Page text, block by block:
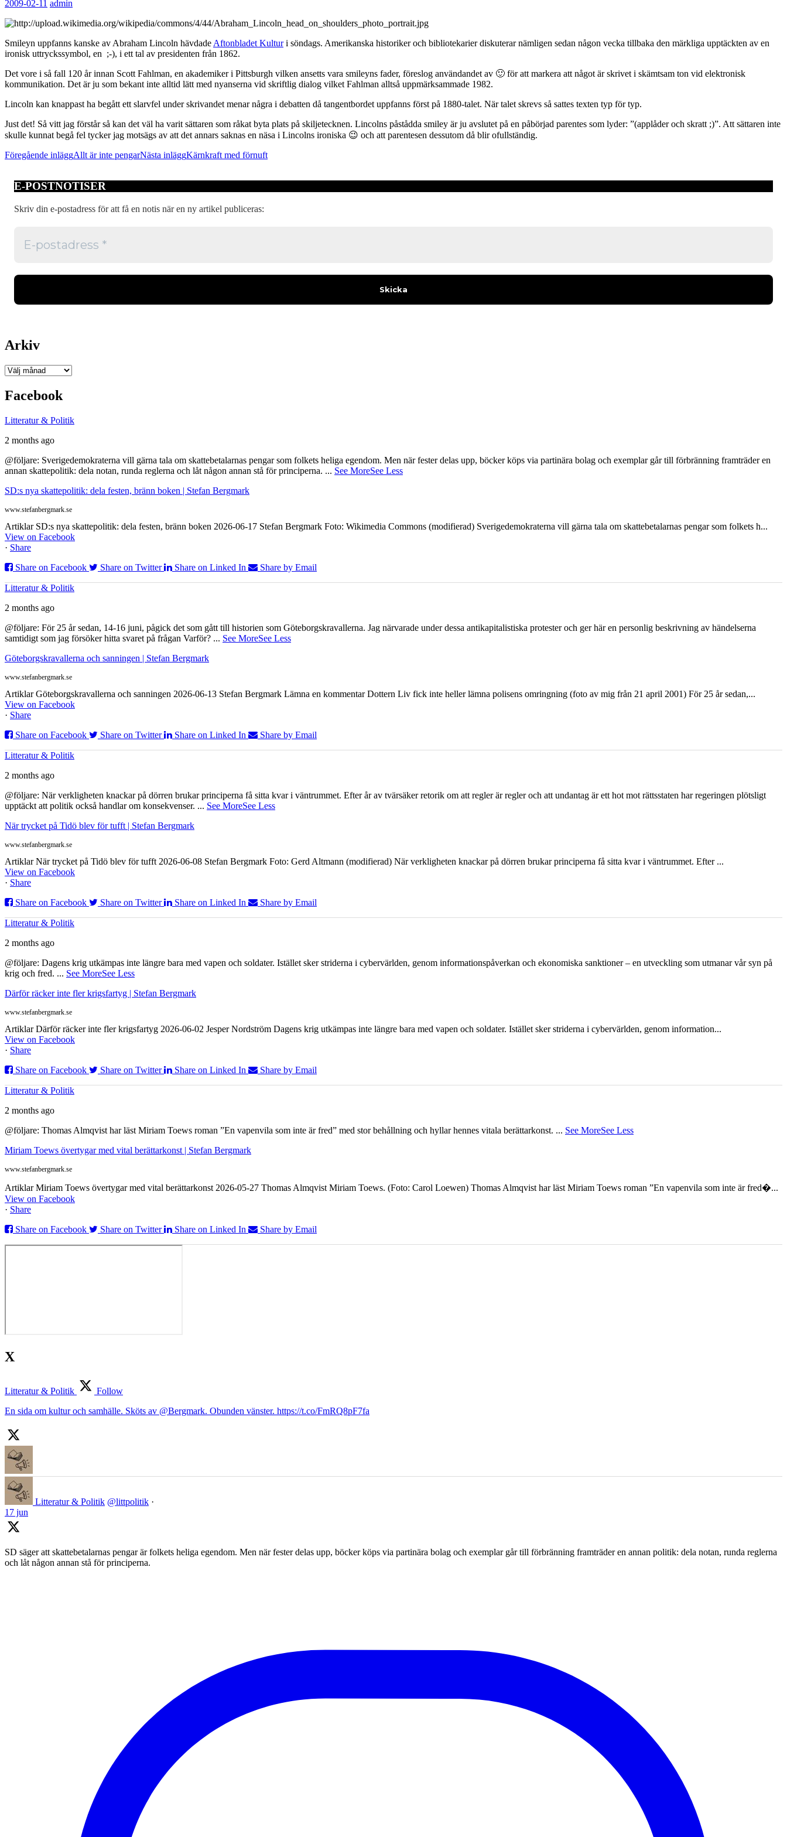
2009-02-11 admin
Smileyn uppfanns kanske av Abraham Lincoln hävdade Aftonbladet Kulturi söndags. Amerikanska historiker och bibliotekarier diskuterar nämligen sedan någon vecka tillbaka den märkliga upptäckten av en
ironisk uttryckssymbol, en ;-), i ett tal av presidenten från 1862.
Det vore i så fall 120 år innan Scott Fahlman, en akademiker i Pittsburgh vilken ansetts vara smileyns fader, föreslog användandet av 🙂 för att markera att något är skrivet i skämtsam ton vid elektronisk
kommunikation. Det är ju som bekant inte alltid lätt med nyanserna vid skriftlig dialog vilket Fahlman alltså uppmärksammade 1982.
Lincoln kan knappast ha begått ett slarvfel under skrivandet menar några i debatten då tangentbordet uppfanns först på 1880-talet. När talet skrevs så sattes texten typ för typ.
Just det! Så vitt jag förstår så kan det väl ha varit sättaren som råkat byta plats på skiljetecknen. Lincolns påstådda smiley är ju avslutet på en påbörjad parentes som lyder: ”(applåder och skratt ;)”. Att sättaren inte
skulle kunnat begå fel tycker jag motsägs av att det annars saknas en näsa i Lincolns ironiska 😉 och att parentesen dessutom då blir ofullständig.
Inläggsnavigering
Föregående inläggAllt är inte pengarNästa inläggKärnkraft med förnuft
E-POSTNOTISER
Skriv din e-postadress för att få en notis när en ny artikel publiceras:
Arkiv
Arkiv
Facebook
Litteratur & Politik
2 months ago
@följare: Sverigedemokraterna vill gärna tala om skattebetalarnas pengar som folkets heliga egendom. Men när fester delas upp, böcker köps via partinära bolag och exemplar går till förbränning framträder en
annan skattepolitik: dela notan, runda reglerna och låt någon annan stå för principerna. ... See MoreSee Less
SD:s nya skattepolitik: dela festen, bränn boken | Stefan Bergmark
www.stefanbergmark.se
Artiklar SD:s nya skattepolitik: dela festen, bränn boken 2026-06-17 Stefan Bergmark Foto: Wikimedia Commons (modifierad) Sverigedemokraterna vill gärna tala om skattebetalarnas pengar som folkets h...
View on Facebook
· Share
Share on Facebook
Share on Twitter Share on Linked In Share by Email
Litteratur & Politik
2 months ago
@följare: För 25 år sedan, 14-16 juni, pågick det som gått till historien som Göteborgskravallerna. Jag närvarade under dessa antikapitalistiska protester och ger här en personlig beskrivning av händelserna
samtidigt som jag försöker hitta svaret på frågan Varför? ... See MoreSee Less
Göteborgskravallerna och sanningen | Stefan Bergmark
www.stefanbergmark.se
Artiklar Göteborgskravallerna och sanningen 2026-06-13 Stefan Bergmark Lämna en kommentar Dottern Liv fick inte heller lämna polisens omringning (foto av mig från 21 april 2001) För 25 år sedan,...
View on Facebook
· Share
Share on Facebook
Share on Twitter Share on Linked In Share by Email
Litteratur & Politik
2 months ago
@följare: När verkligheten knackar på dörren brukar principerna få sitta kvar i väntrummet. Efter år av tvärsäker retorik om att regler är regler och att undantag är ett hot mot rättsstaten har regeringen plötsligt
upptäckt att politik också handlar om konsekvenser. ... See MoreSee Less
När trycket på Tidö blev för tufft | Stefan Bergmark
www.stefanbergmark.se
Artiklar När trycket på Tidö blev för tufft 2026-06-08 Stefan Bergmark Foto: Gerd Altmann (modifierad) När verkligheten knackar på dörren brukar principerna få sitta kvar i väntrummet. Efter ...
View on Facebook
· Share
Share on Facebook
Share on Twitter Share on Linked In Share by Email
Litteratur & Politik
2 months ago
@följare: Dagens krig utkämpas inte längre bara med vapen och soldater. Istället sker striderna i cybervärlden, genom informationspåverkan och ekonomiska sanktioner – en utveckling som utmanar vår syn på
krig och fred. ... See MoreSee Less
Därför räcker inte fler krigsfartyg | Stefan Bergmark
www.stefanbergmark.se
Artiklar Därför räcker inte fler krigsfartyg 2026-06-02 Jesper Nordström Dagens krig utkämpas inte längre bara med vapen och soldater. Istället sker striderna i cybervärlden, genom information...
View on Facebook
· Share
Share on Facebook
Share on Twitter Share on Linked In Share by Email
Litteratur & Politik
2 months ago
@följare: Thomas Almqvist har läst Miriam Toews roman ”En vapenvila som inte är fred” med stor behållning och hyllar hennes vitala berättarkonst. ... See MoreSee Less
Miriam Toews övertygar med vital berättarkonst | Stefan Bergmark
www.stefanbergmark.se
Artiklar Miriam Toews övertygar med vital berättarkonst 2026-05-27 Thomas Almqvist Miriam Toews. (Foto: Carol Loewen) Thomas Almqvist har läst Miriam Toews roman ”En vapenvila som inte är fred�...
View on Facebook
· Share
Share on Facebook
Share on Twitter Share on Linked In Share by Email
X
Litteratur & Politik
Follow
En sida om kultur och samhälle. Sköts av @Bergmark. Obunden vänster. https://t.co/FmRQ8pF7fa
Litteratur & Politik @littpolitik ·
17 jun
SD säger att skattebetalarnas pengar är folkets heliga egendom. Men när fester delas upp, böcker köps via partinära bolag och exemplar går till förbränning framträder en annan politik: dela notan, runda reglerna
och låt någon annan stå för principerna.